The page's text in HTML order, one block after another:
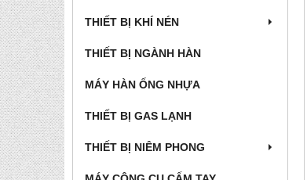
THIẾT BỊ KHÍ NÉN
THIẾT BỊ NGÀNH HÀN
MÁY HÀN ỐNG NHỰA
THIẾT BỊ GAS LẠNH
THIẾT BỊ NIÊM PHONG